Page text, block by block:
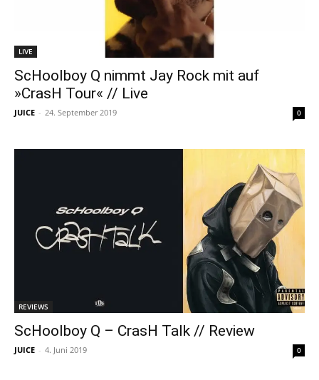
LIVE
ScHoolboy Q nimmt Jay Rock mit auf
»CrasH Tour« // Live
JUICE - 24. September 2019 0
REVIEWS
ScHoolboy Q – CrasH Talk // Review
JUICE - 4. Juni 2019 0